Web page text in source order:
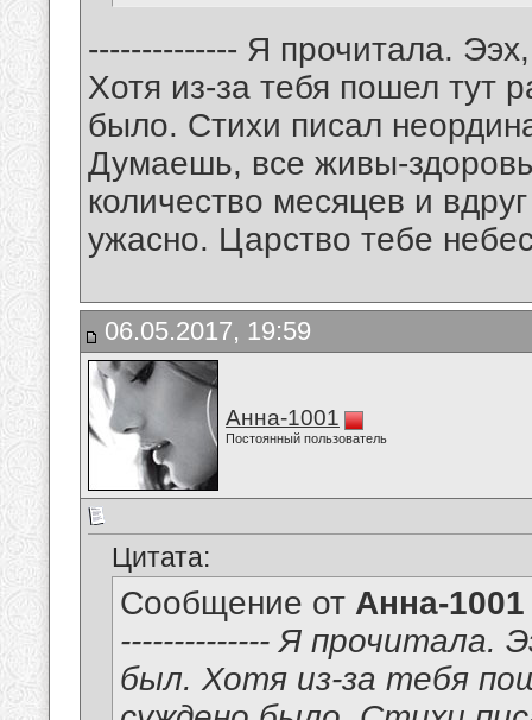
-------------- Я прочитала.
Хотя из-за тебя пошел тут
было. Стихи писал
Думаешь, все живы-
количество месяцев и
ужасно. Царство тебе
06.05.2017, 19:59
Анна-1001
Постоянный пользователь
Цитата:
Сообщение от Анна-1001
-------------- Я прочитала.
был. Хотя из-за тебя